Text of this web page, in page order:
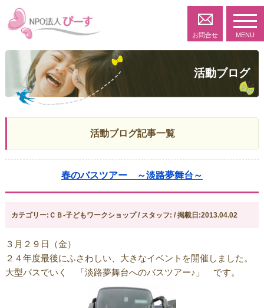
お問合せ MENU
活動ブログ
活動ブログ記事一覧
春のバスツアー ～淡路夢舞台～
カテゴリー:ＣＢ-子どもワークショップ / スタッフ: / 掲載日:2013.04.02
３月２９日（金）
２４年度最後にふさわしい、大きなイベントを開催しました。
大型バスでいく 「淡路夢舞台へのバスツアー♪」 です。